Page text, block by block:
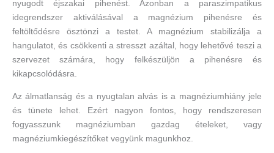
nyugodt éjszakai pihenést. Azonban a paraszimpatikus
idegrendszer aktiválásával a magnézium pihenésre és
feltöltődésre ösztönzi a testet. A magnézium stabilizálja a
hangulatot, és csökkenti a stresszt azáltal, hogy lehetővé teszi a
szervezet számára, hogy felkészüljön a pihenésre és
kikapcsolódásra.
Az álmatlanság és a nyugtalan alvás is a magnéziumhiány jele
és tünete lehet. Ezért nagyon fontos, hogy rendszeresen
fogyasszunk magnéziumban gazdag ételeket, vagy
magnéziumkiegészítőket vegyünk magunkhoz.